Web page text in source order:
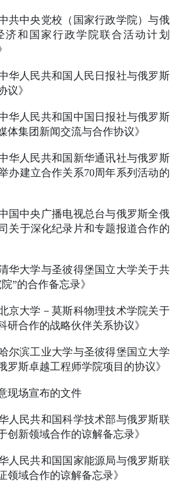
共中央党校（国家行政学院）与俄
济和国家行政学院联合活动计划
华人民共和国人民日报社与俄罗斯
议》
华人民共和国中国日报社与俄罗斯
体集团新闻交流与合作协议》
华人民共和国新华通讯社与俄罗斯
办建立合作关系70周年系列活动的
国中央广播电视总台与俄罗斯全俄
关于深化纪录片和专题报道合作的
华大学与圣彼得堡国立大学关于共
”的合作备忘录》
京大学－莫斯科物理技术学院关于
研合作的战略伙伴关系协议》
尔滨工业大学与圣彼得堡国立大学
罗斯卓越工程师学院项目的协议》
现场宣布的文件
人民共和国科学技术部与俄罗斯联
创新领域合作的谅解备忘录》
人民共和国国家能源局与俄罗斯联
领域合作的谅解备忘录》